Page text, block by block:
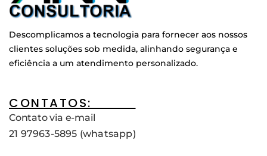
Descomplicamos a tecnologia para fornecer aos nossos
clientes soluções sob medida, alinhando segurança e
eficiência a um atendimento personalizado.
CONTATOS:____
Contato via e-mail
21 97963-5895 (whatsapp)